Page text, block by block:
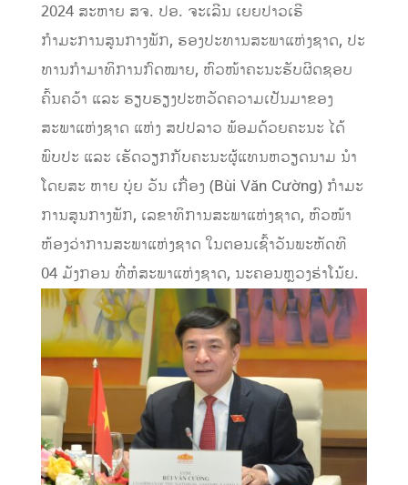
2024 ສະຫາຍ ສຈ. ປອ. ຈະເລີນ ເຍຍປາວເຮີ
ກຳມະການສູນກາງພັກ, ຮອງ​ປະທານ​ສະພາ​ແຫ່ງ​ຊາດ, ປະ
ທານກຳມາທິການກົດໝາຍ, ຫົວໜ້າຄະນະຮັບຜິດຊອບ
ຄົ້ນຄວ້າ ແລະ ຮຽບຮຽງປະຫວັດຄວາມເປັນມາຂອງ
ສະພາແຫ່ງຊາດ ແຫ່ງ ສປປລາວ ພ້ອມດ້ວຍຄະນະ ​ໄດ້​
ພົບປະ ​ແລະ ​ເຮັດ​ວຽກ​ກັບຄະນະຜູ້ແທນຫວຽດນາມ ນໍາ
ໂດຍສະ ຫາຍ ​ບຸ່ຍ ​ວັນ ​ເກື່ອງ (Bùi Văn Cường) ກໍາມະ
ການສູນກາງພັກ, ເລຂາທິການສະພາ​ແຫ່ງ​ຊາດ​, ຫົວໜ້າ
ຫ້ອງວ່າການ​ສະພາ​ແຫ່ງ​ຊາດ ໃນຕອນ​ເຊົ້າ​ວັນ​ພະຫັດທີ
04 ມັງກອນ ທີ່ຫໍສະພາ​ແຫ່ງ​ຊາດ, ນະຄອນຫຼວງຮ່າ​ໂນ້ຍ.